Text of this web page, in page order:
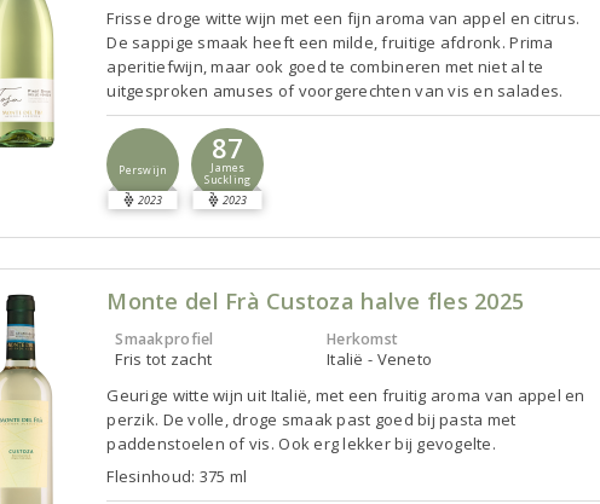
Frisse droge witte wijn met een fijn aroma van appel en citrus.
De sappige smaak heeft een milde, fruitige afdronk. Prima
aperitiefwijn, maar ook goed te combineren met niet al te
uitgesproken amuses of voorgerechten van vis en salades.
Perswijn
2023
87
James
Suckling
2023
Monte del Frà Custoza halve fles 2025
Smaakprofiel
Fris tot zacht
Herkomst
Italië - Veneto
Geurige witte wijn uit Italië, met een fruitig aroma van appel en
perzik. De volle, droge smaak past goed bij pasta met
paddenstoelen of vis. Ook erg lekker bij gevogelte.
Flesinhoud: 375 ml